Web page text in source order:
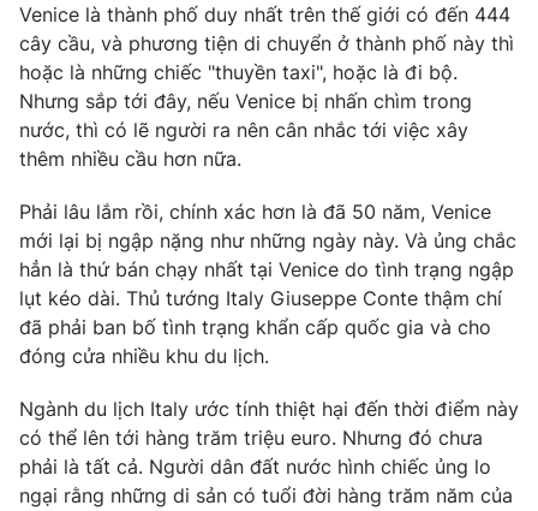
Nhân vật
Khán giả
Giải sao mai
Âm nhạc
Sao
Đời sống
Du lịch
Làm đẹp
Chất lượng cuộc sống
Giáo dục
Tuyển sinh
Công nghệ
Hitech Công nghệ tương lai
Sản phẩm
Thị trường
Tư vấn
Giao lưu trực tuyến
Lịch phát sóng
Emagazine Podcast
Photo Infographic
Venice là thành phố duy nhất trên thế giới có đến 444
cây cầu, và phương tiện di chuyển ở thành phố này thì
hoặc là những chiếc "thuyền taxi", hoặc là đi bộ.
Nhưng sắp tới đây, nếu Venice bị nhấn chìm trong
nước, thì có lẽ người ra nên cân nhắc tới việc xây
thêm nhiều cầu hơn nữa.
Phải lâu lắm rồi, chính xác hơn là đã 50 năm, Venice
mới lại bị ngập nặng như những ngày này. Và ủng chắc
hẳn là thứ bán chạy nhất tại Venice do tình trạng ngập
lụt kéo dài. Thủ tướng Italy Giuseppe Conte thậm chí
đã phải ban bố tình trạng khẩn cấp quốc gia và cho
đóng cửa nhiều khu du lịch.
Ngành du lịch Italy ước tính thiệt hại đến thời điểm này
có thể lên tới hàng trăm triệu euro. Nhưng đó chưa
phải là tất cả. Người dân đất nước hình chiếc ủng lo
ngại rằng những di sản có tuổi đời hàng trăm năm của